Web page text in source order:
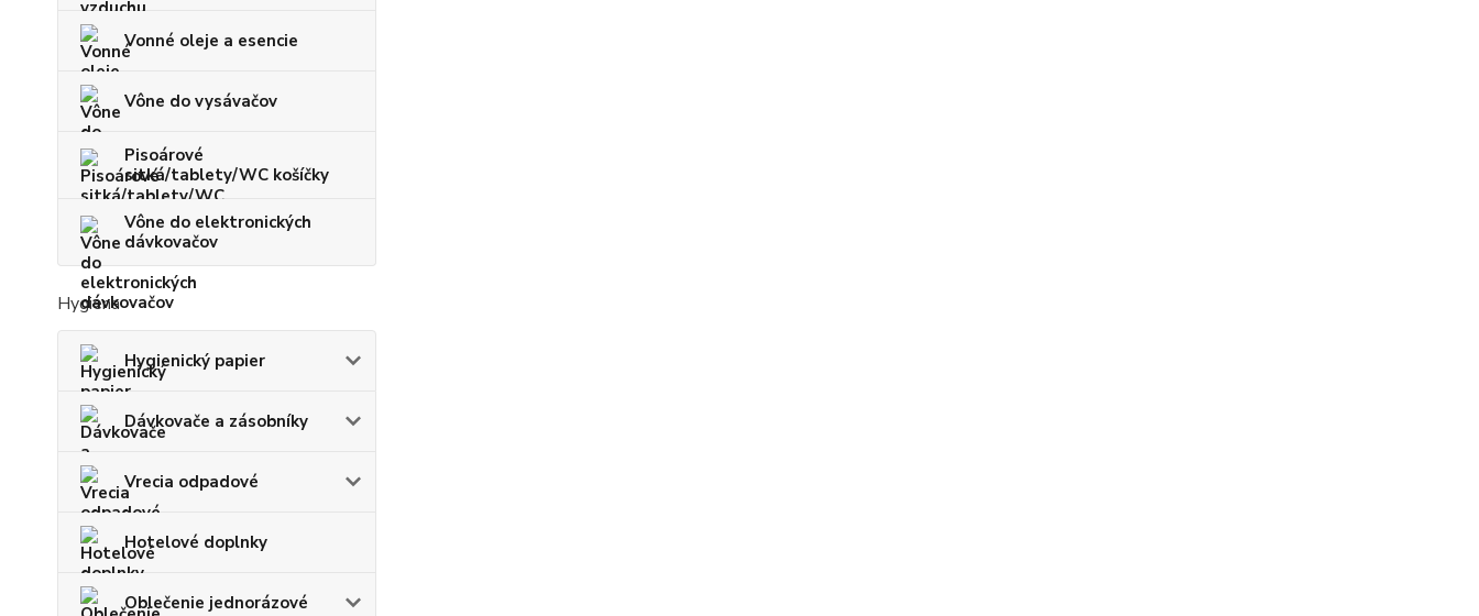
Vonné oleje a esencie
Vône do vysávačov
Pisoárové
sitká/tablety/WC košíčky
Vône do elektronických
dávkovačov
Hygiena
Hygienický papier
Dávkovače a zásobníky
Vrecia odpadové
Hotelové doplnky
Oblečenie jednorázové